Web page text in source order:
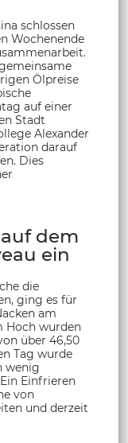
schlossen
Wochenende
Ölpreise
auf einer
Stadt
Alexander
darauf
Dies
dem
ein
die
ging es für
am
Hoch wurden
über 46,50
Tag wurde
wenig
Einfrieren
von
und derzeit